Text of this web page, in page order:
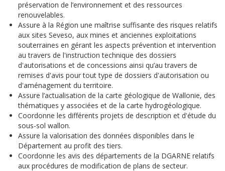
préservation de l’environnement et des ressources
renouvelables.
Assure à la Région une maîtrise suffisante des risques relatifs
aux sites Seveso, aux mines et anciennes exploitations
souterraines en gérant les aspects prévention et intervention
au travers de l'instruction technique des dossiers
d'autorisations et de concessions ainsi qu’au travers de
remises d'avis pour tout type de dossiers d'autorisation ou
d'aménagement du territoire.
Assure l’actualisation de la carte géologique de Wallonie, des
thématiques y associées et de la carte hydrogéologique.
Coordonne les différents projets de description et d'étude du
sous-sol wallon.
Assure la valorisation des données disponibles dans le
Département au profit des tiers.
Coordonne les avis des départements de la DGARNE relatifs
aux procédures de modification de plans de secteur.